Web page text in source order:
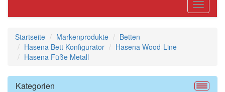
Toggle
Startseite Markenprodukte
Betten
Hasena Bett Konfigurator
Hasena Wood-Line
Hasena Füße Metall
Kategorien